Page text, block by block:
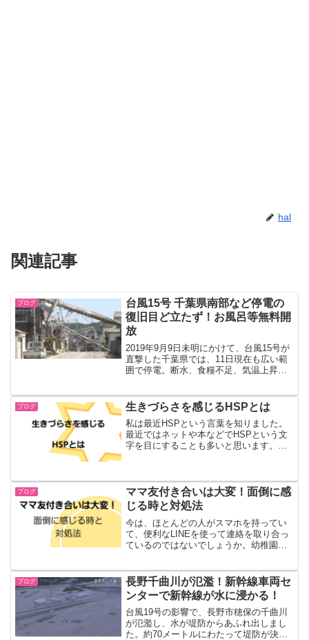
hal
関連記事
ブログ
台風15号 千葉県南部など停電の
復旧目ど立たず！お風呂等無料開
放
2019年9月9日未明にかけて、台風15号が
直撃した千葉県では、11日現在も広い範
囲で停電。断水、食糧不足、気温上昇の
県の被害状況、復旧はいつなのかなどに
ついて調べてみ...
ブログ 生きづらさを感じるHSPとは
私は最近HSPという言葉を知りました。
最近ではネットや本などでHSPという文
字を目にすることも多いと思います。
ブログ
ママ友付き合いは大変！面倒に感
じる時と対処法
今は、ほとんどの人がスマホを持ってい
て、便利なLINEを使って連絡を取り合っ
ているのではないでしょうか。幼稚園・
とが多くなりました。すぐに返事ができ
たり、グループを...
ブログ
長野千曲川が氾濫！新幹線車両セ
ンターで新幹線が水に浸かる！
台風19号の影響で、長野市穂保の千曲川
が氾濫し、水が堤防からあふれ出しまし
た。約70メートルにわたって堤防が決